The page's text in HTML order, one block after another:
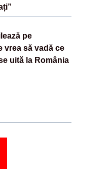
pe
vrea să vadă ce
uită la România